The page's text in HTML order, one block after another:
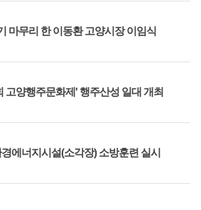
마무리 한 이동환 고양시장 이임식
고양행주문화제' 행주산성 일대 개최
에너지시설(소각장) 소방훈련 실시